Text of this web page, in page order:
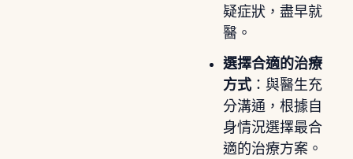
疑症狀，盡早就
醫。
選擇合適的治療
方式：與醫生充
分溝通，根據自
身情況選擇最合
適的治療方案。